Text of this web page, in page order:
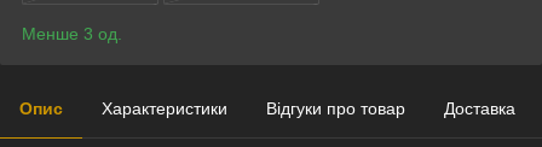
Менше 3 од.
Опис Характеристики Відгуки про товар Доставка